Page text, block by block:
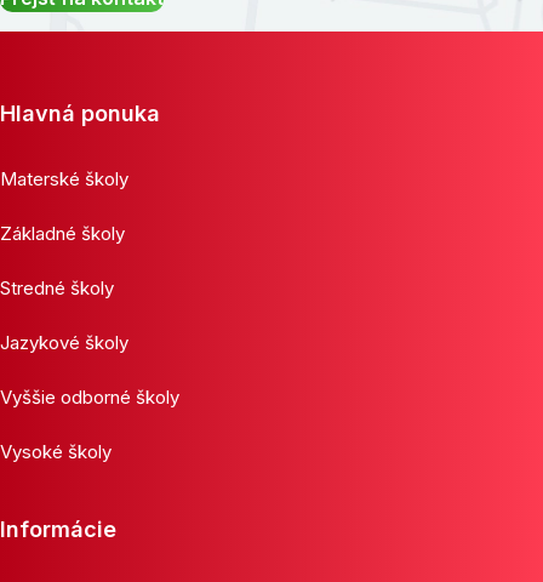
Hlavná ponuka
Materské školy
Základné školy
Stredné školy
Jazykové školy
Vyššie odborné školy
Vysoké školy
Informácie